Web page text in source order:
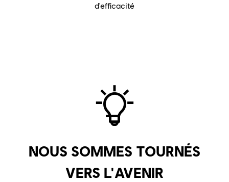
d'efficacité
NOUS SOMMES TOURNÉS
VERS L'AVENIR